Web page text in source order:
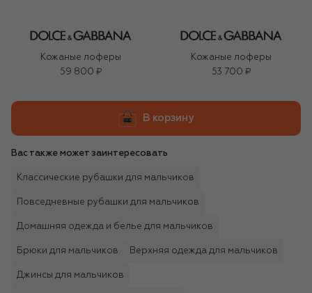
Кожаные лоферы
59 800 ₽
Кожаные лоферы
53 700 ₽
В корзину
Вас также может заинтересовать
Классические рубашки для мальчиков
Повседневные рубашки для мальчиков
Домашняя одежда и белье для мальчиков
Брюки для мальчиков Верхняя одежда для мальчиков
Джинсы для мальчиков